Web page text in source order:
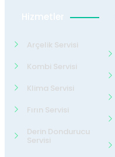
Hizmetler
Arçelik Servisi
Kombi Servisi
Klima Servisi
Fırın Servisi
Derin Dondurucu
Servisi